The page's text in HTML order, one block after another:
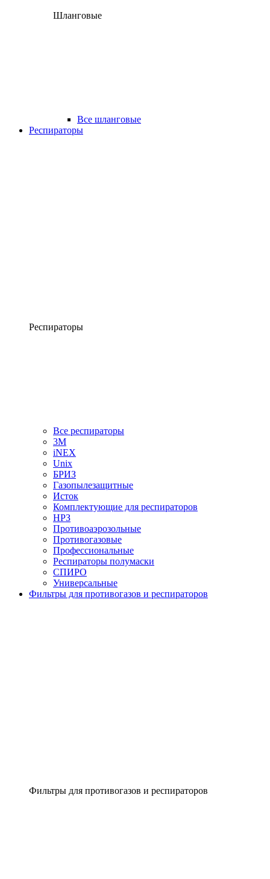
Шланговые
Все шланговые
Респираторы
Респираторы
Все респираторы
3М
iNEX
Unix
БРИЗ
Газопылезащитные
Исток
Комплектующие для респираторов
НРЗ
Противоаэрозольные
Противогазовые
Профессиональные
Респираторы полумаски
СПИРО
Универсальные
Фильтры для противогазов и респираторов
Фильтры для противогазов и респираторов